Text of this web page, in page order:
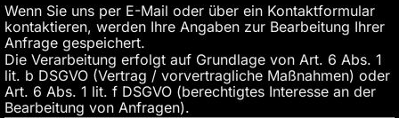
Wenn Sie uns per E-Mail oder über ein Kontaktformular
kontaktieren, werden Ihre Angaben zur Bearbeitung Ihrer
Anfrage gespeichert.
Die Verarbeitung erfolgt auf Grundlage von Art. 6 Abs. 1
lit. b DSGVO (Vertrag / vorvertragliche Maßnahmen) oder
Art. 6 Abs. 1 lit. f DSGVO (berechtigtes Interesse an der
Bearbeitung von Anfragen).